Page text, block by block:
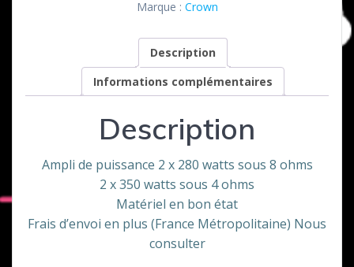
Marque : Crown
Description
Informations complémentaires
Description
Ampli de puissance 2 x 280 watts sous 8 ohms
2 x 350 watts sous 4 ohms
Matériel en bon état
Frais d’envoi en plus (France Métropolitaine) Nous
consulter